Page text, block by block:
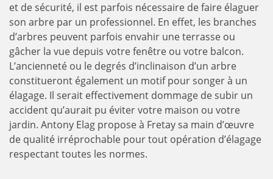
et de sécurité, il est parfois nécessaire de faire élaguer
son arbre par un professionnel. En effet, les branches
d’arbres peuvent parfois envahir une terrasse ou
gâcher la vue depuis votre fenêtre ou votre balcon.
L’ancienneté ou le degrés d’inclinaison d’un arbre
constitueront également un motif pour songer à un
élagage. Il serait effectivement dommage de subir un
accident qu’aurait pu éviter votre maison ou votre
jardin. Antony Elag propose à Fretay sa main d’œuvre
de qualité irréprochable pour tout opération d’élagage
respectant toutes les normes.